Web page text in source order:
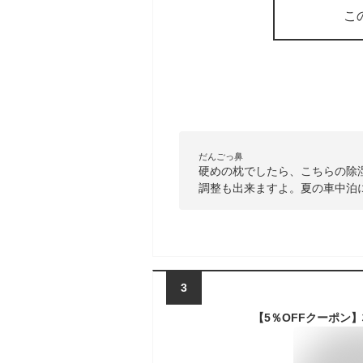
こ
だんごっ鼻
硬めの枕でしたら、こちらの
調整も出来ますよ。夏の車中泊
3